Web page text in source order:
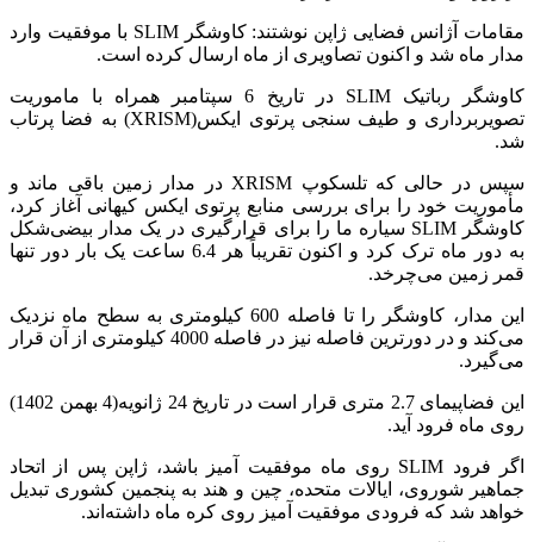
مقامات آژانس فضایی ژاپن نوشتند: کاوشگر SLIM با موفقیت وارد
مدار ماه شد و اکنون تصاویری از ماه ارسال کرده است.
کاوشگر رباتیک SLIM در تاریخ 6 سپتامبر همراه با ماموریت
تصویربرداری و طیف سنجی پرتوی ایکس(XRISM) به فضا پرتاب
شد.
سپس در حالی که تلسکوپ XRISM در مدار زمین باقی ماند و
مأموریت خود را برای بررسی منابع پرتوی ایکس کیهانی آغاز کرد،
کاوشگر SLIM سیاره ما را برای قرارگیری در یک مدار بیضی‌شکل
به دور ماه ترک کرد و اکنون تقریباً هر 6.4 ساعت یک بار دور تنها
قمر زمین می‌چرخد.
این مدار، کاوشگر را تا فاصله 600 کیلومتری به سطح ماه نزدیک
می‌کند و در دورترین فاصله نیز در فاصله 4000 کیلومتری از آن قرار
می‌گیرد.
این فضاپیمای 2.7 متری قرار است در تاریخ 24 ژانویه(4 بهمن 1402)
روی ماه فرود آید.
اگر فرود SLIM روی ماه موفقیت آمیز باشد، ژاپن پس از اتحاد
جماهیر شوروی، ایالات متحده، چین و هند به پنجمین کشوری تبدیل
خواهد شد که فرودی موفقیت آمیز روی کره ماه داشته‌اند.